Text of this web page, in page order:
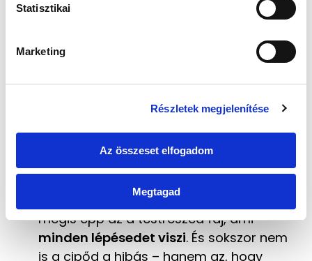
Statisztikai
Marketing
Részletek megjelenítése
Az összeset elfogadom
Megtagad
💡 A legtöbben akkor jönnek rá,
mennyit számít egy jó betét, amikor
végre kipróbálják. Addig viszont évek
telhetnek el felesleges fájdalommal.
4. Nem mindegy, mire
lépsz rá – és az sem, mire
épül a tested
A lábad a tested alapja. A nap végére
mégis épp az a testrészed fáj, ami
minden lépésedet viszi. És sokszor nem
is a cipőd a hibás – hanem az, hogy